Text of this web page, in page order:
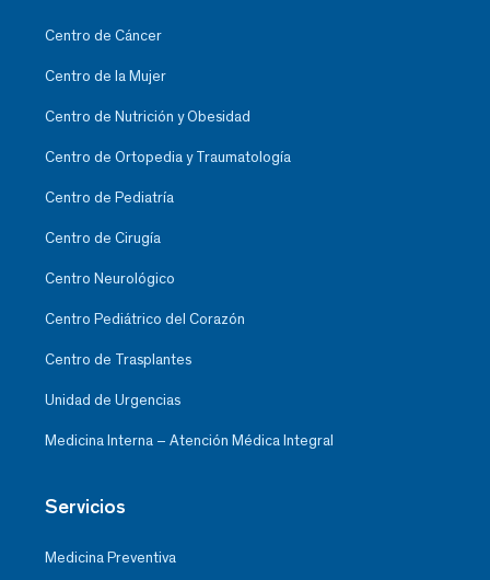
Centro de Cáncer
Centro de la Mujer
Centro de Nutrición y Obesidad
Centro de Ortopedia y Traumatología
Centro de Pediatría
Centro de Cirugía
Centro Neurológico
Centro Pediátrico del Corazón
Centro de Trasplantes
Unidad de Urgencias
Medicina Interna – Atención Médica Integral
Servicios
Medicina Preventiva